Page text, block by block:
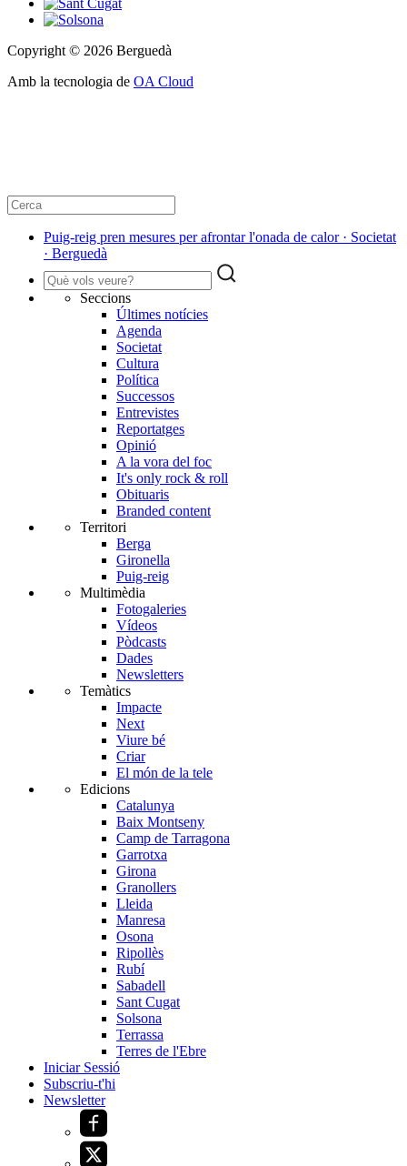
Copyright © 2026 Berguedà
Amb la tecnologia de OA Cloud
Puig-reig pren mesures per afrontar l'onada de calor · Societat
· Berguedà
Seccions
Últimes notícies
Agenda
Societat
Cultura
Política
Successos
Entrevistes
Reportatges
Opinió
A la vora del foc
It's only rock & roll
Obituaris
Branded content
Territori
Berga
Gironella
Puig-reig
Multimèdia
Fotogaleries
Vídeos
Pòdcasts
Dades
Newsletters
Temàtics
Impacte
Next
Viure bé
Criar
El món de la tele
Edicions
Catalunya
Baix Montseny
Camp de Tarragona
Garrotxa
Girona
Granollers
Lleida
Manresa
Osona
Ripollès
Rubí
Sabadell
Sant Cugat
Solsona
Terrassa
Terres de l'Ebre
Iniciar Sessió
Subscriu-t'hi
Newsletter